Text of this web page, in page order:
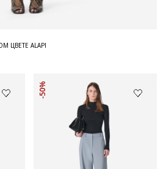
ЦВЕТЕ ALAPI
-50%